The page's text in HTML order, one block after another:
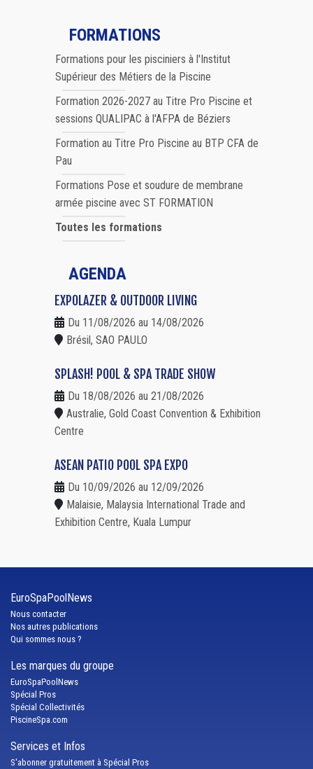
FORMATIONS
Formations pour les pisciniers à l'Institut
Supérieur des Métiers de la Piscine
Formation 2026-2027 au Titre Pro Piscine et
sessions QUALIPAC à l'AFPA de Béziers
Formation au Titre Pro Piscine au BTP CFA de
Pau
Formations Pose et soudure de membrane
armée piscine avec ST FORMATION
Toutes les formations
AGENDA
EXPOLAZER & OUTDOOR LIVING
Du 11/08/2026 au 14/08/2026
Brésil, SAO PAULO
SPLASH! POOL & SPA TRADE SHOW
Du 18/08/2026 au 21/08/2026
Australie, Gold Coast Convention & Exhibition
Centre
ASEAN PATIO POOL SPA EXPO
Du 10/09/2026 au 12/09/2026
Malaisie, Malaysia International Trade and
Exhibition Centre, Kuala Lumpur
EuroSpaPoolNews
Nous contacter
Nos autres publications
Qui sommes nous ?
Les marques du groupe
EuroSpaPoolNews
Spécial Pros
Spécial Collectivités
PiscineSpa.com
Services et Infos
S'abonner gratuitement à Spécial Pros